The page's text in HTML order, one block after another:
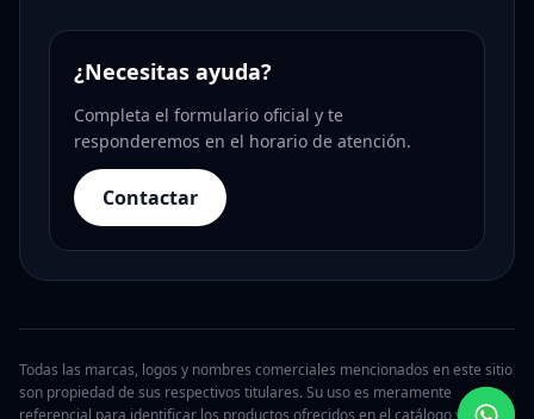
¿Necesitas ayuda?
Completa el formulario oficial y te
responderemos en el horario de atención.
Contactar
Todas las marcas, logos y nombres comerciales mencionados en este sitio
son propiedad de sus respectivos titulares. Su uso es meramente
referencial para identificar los productos ofrecidos en el catálogo y no